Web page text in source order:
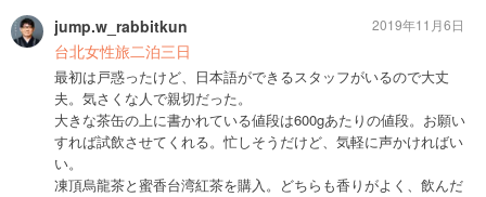
jump.w_rabbitkun
台北女性旅二泊三日
最初は戸惑ったけど、日本語ができるスタッフがいるので大丈
夫。気さくな人で親切だった。
大きな茶缶の上に書かれている値段は600gあたりの値段。お願い
すれば試飲させてくれる。忙しそうだけど、気軽に声かければい
い。
凍頂烏龍茶と蜜香台湾紅茶を購入。どちらも香りがよく、飲んだ
2019年11月6日